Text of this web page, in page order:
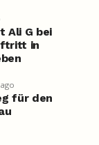
Ali G bei
in
für den